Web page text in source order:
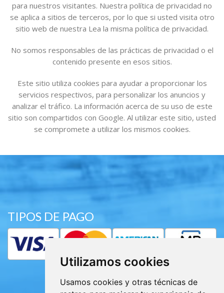
Utilizamos cookies
Usamos cookies y otras técnicas de
para nuestros visitantes. Nuestra política de privacidad no
se aplica a sitios de terceros, por lo que si usted visita otro
sitio web de nuestra Lea la misma política de privacidad.
No somos responsables de las prácticas de privacidad o el
contenido presente en esos sitios.
Este sitio utiliza cookies para ayudar a proporcionar los
servicios respectivos, para personalizar los anuncios y
analizar el tráfico. La información acerca de su uso de este
sitio son compartidos con Google. Al utilizar este sitio, usted
se compromete a utilizar los mismos cookies.
TIPOS DE PAGO